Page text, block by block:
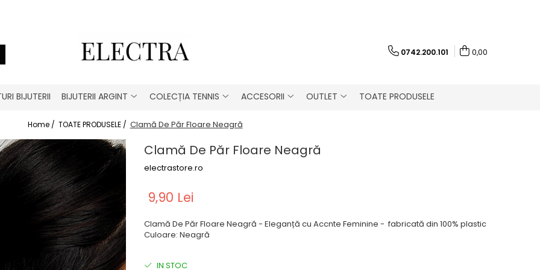
0742.200.101 0,00
BIJUTERII BIJUTERII ARGINT COLECȚIA TENNIS ACCESORII OUTLET TOATE PRODUSELE
Home / TOATE PRODUSELE / Clamă De Păr Floare Neagră
Clamă De Păr Floare Neagră
electrastore.ro
9,90 Lei
Clamă De Păr Floare Neagră - Eleganță cu Accnte Feminine - fabricată din 100% plastic
Culoare: Neagră
IN STOC